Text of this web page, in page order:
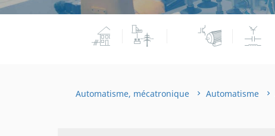
Automatisme, mécatronique Automatisme